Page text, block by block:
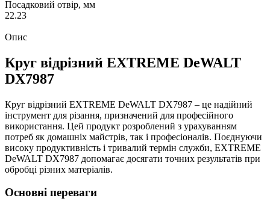
Посадковий отвір, мм
22.23
Опис
Круг відрізний EXTREME DeWALT
DX7987
Круг відрізний EXTREME DeWALT DX7987 – це надійний
інструмент для різання, призначений для професійного
використання. Цей продукт розроблений з урахуванням
потреб як домашніх майстрів, так і професіоналів. Поєднуючи
високу продуктивність і тривалий термін служби, EXTREME
DeWALT DX7987 допомагає досягати точних результатів при
обробці різних матеріалів.
Основні переваги